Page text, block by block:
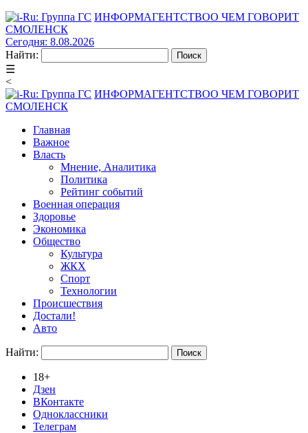
ИНФОРМАГЕНТСТВОО ЧЕМ ГОВОРИТ
СМОЛЕНСК
Сегодня: 8.08.2026
Найти:
☰
<
ИНФОРМАГЕНТСТВОО ЧЕМ ГОВОРИТ
СМОЛЕНСК
Главная
Важное
Власть
Мнение, Аналитика
Политика
Рейтинг событий
Военная операция
Здоровье
Экономика
Общество
Культура
ЖКХ
Спорт
Технологии
Происшествия
Достали!
Авто
Найти:
18+
Дзен
ВКонтакте
Одноклассники
Телеграм